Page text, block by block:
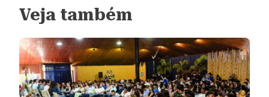
Veja também